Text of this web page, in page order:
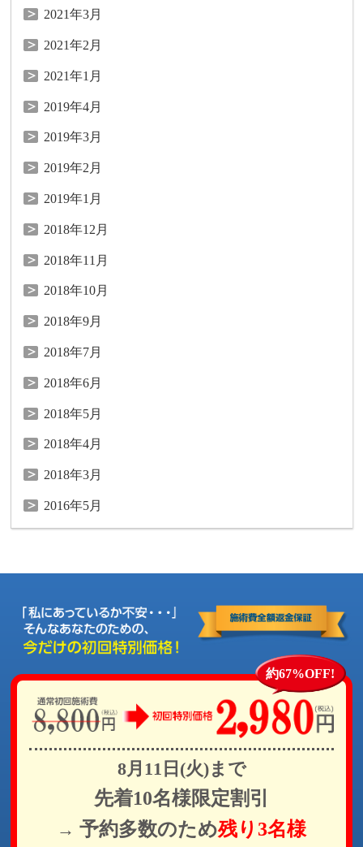
2021年3月
2021年2月
2021年1月
2019年4月
2019年3月
2019年2月
2019年1月
2018年12月
2018年11月
2018年10月
2018年9月
2018年7月
2018年6月
2018年5月
2018年4月
2018年3月
2016年5月
約67%OFF!
8月11日(火)まで
先着10名様限定割引
→ 予約多数のため残り3名様